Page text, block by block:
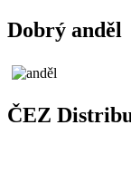
Dobrý anděl
ČEZ